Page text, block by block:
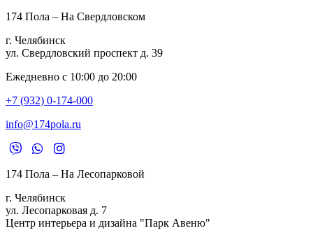
174 Пола – На Свердловском
г. Челябинск
ул. Свердловский проспект д. 39
Ежедневно с 10:00 до 20:00
+7 (932) 0-174-000
info@174pola.ru
174 Пола – На Лесопарковой
г. Челябинск
ул. Лесопарковая д. 7
Центр интерьера и дизайна "Парк Авеню"